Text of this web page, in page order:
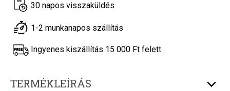
TERMÉKLEÍRÁS
30 napos visszaküldés
1-2 munkanapos szállítás
Ingyenes kiszállítás 15 000 Ft felett